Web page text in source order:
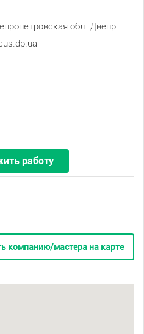
обл. Днепр
работу
компанию/мастера на карте